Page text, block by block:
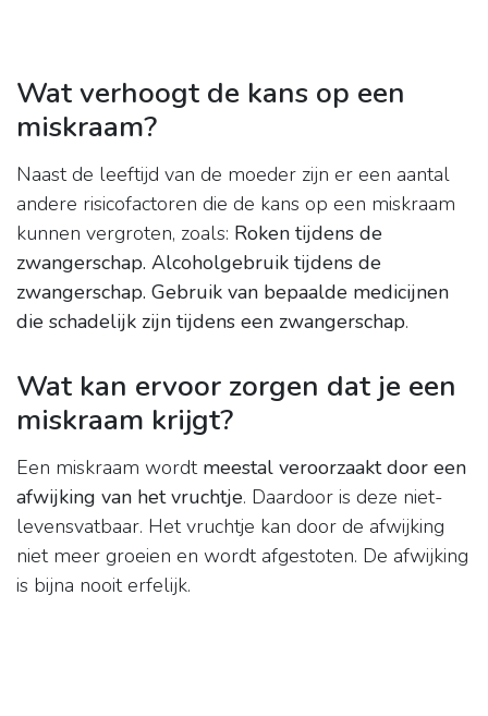
Wat verhoogt de kans op een
miskraam?
Naast de leeftijd van de moeder zijn er een aantal
andere risicofactoren die de kans op een miskraam
kunnen vergroten, zoals: Roken tijdens de
zwangerschap. Alcoholgebruik tijdens de
zwangerschap. Gebruik van bepaalde medicijnen
die schadelijk zijn tijdens een zwangerschap.
Wat kan ervoor zorgen dat je een
miskraam krijgt?
Een miskraam wordt meestal veroorzaakt door een
afwijking van het vruchtje. Daardoor is deze niet-
levensvatbaar. Het vruchtje kan door de afwijking
niet meer groeien en wordt afgestoten. De afwijking
is bijna nooit erfelijk.